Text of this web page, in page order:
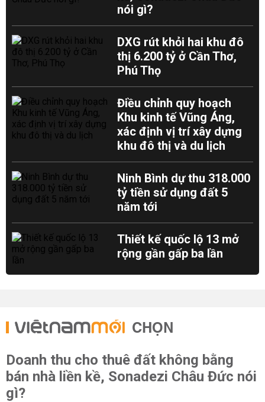
nói gì?
DXG rút khỏi hai khu đô
thị 6.200 tỷ ở Cần Thơ,
Phú Thọ
Điều chỉnh quy hoạch
Khu kinh tế Vũng Áng,
xác định vị trí xây dựng
khu đô thị và du lịch
Ninh Bình dự thu 318.000
tỷ tiền sử dụng đất 5
năm tới
Thiết kế quốc lộ 13 mở
rộng gần gấp ba lần
CHỌN
Doanh thu cho thuê đất không bằng
bán nhà liền kề, Sonadezi Châu Đức nói
gì?